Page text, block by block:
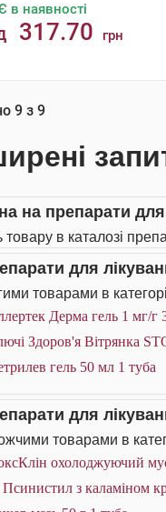
в наявності
317.70 грн
9 з 9
на препарати
товару в каталозі
для
товарами в
Дерма гель 1 мг/г
Здоров'я Вітрянка
гель 50 мл 1 туба
для
товарами в
охолоджуючий мус
з каламіном